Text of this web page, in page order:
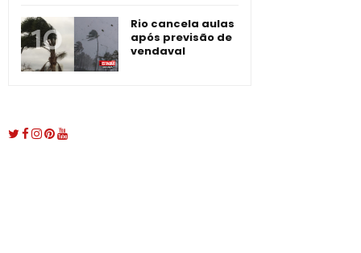
Rio cancela aulas
após previsão de
vendaval